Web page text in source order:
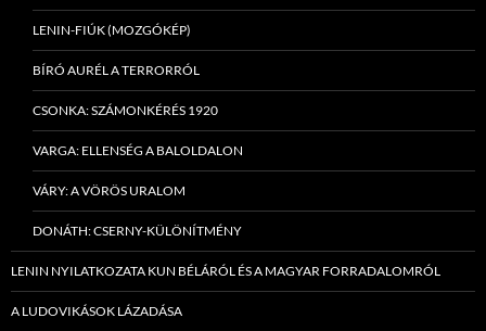
LENIN-FIÚK (MOZGÓKÉP)
BÍRÓ AURÉL A TERRORRÓL
CSONKA: SZÁMONKÉRÉS 1920
VARGA: ELLENSÉG A BALOLDALON
VÁRY: A VÖRÖS URALOM
DONÁTH: CSERNY-KÜLÖNÍTMÉNY
LENIN NYILATKOZATA KUN BÉLÁRÓL ÉS A MAGYAR FORRADALOMRÓL
A LUDOVIKÁSOK LÁZADÁSA